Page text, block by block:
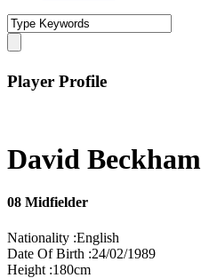
Player Profile
David Beckham
08 Midfielder
Nationality :English
Date Of Birth :24/02/1989
Height :180cm